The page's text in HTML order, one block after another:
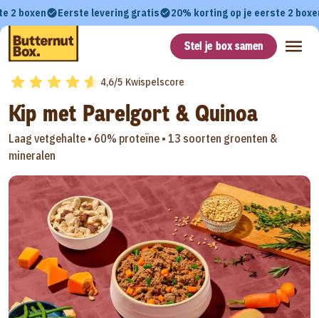
2 boxen Eerste levering gratis 20% korting op je eerste 2
Stel je box samen
4,6/5 Kwispelscore
Kip met Parelgort & Quinoa
Laag vetgehalte • 60% proteïne • 13 soorten groenten &
mineralen